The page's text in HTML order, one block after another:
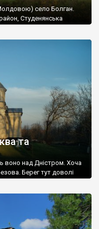
село Болган.
Студенянська
Всі епітафії, які
– цвинтар
У 1924-1940
та
воно над Дністром. Хоча
Берег тут доволі
більшості навколишніх
церква. Точної дати […]